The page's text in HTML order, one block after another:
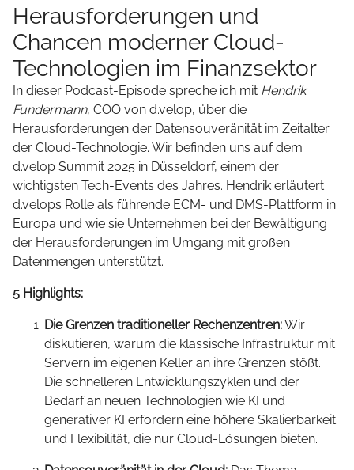
Herausforderungen und
Chancen moderner Cloud-
Technologien im Finanzsektor
In dieser Podcast-Episode spreche ich mit Hendrik
Fundermann, COO von d.velop, über die
Herausforderungen der Datensouveränität im Zeitalter
der Cloud-Technologie. Wir befinden uns auf dem
d.velop Summit 2025 in Düsseldorf, einem der
wichtigsten Tech-Events des Jahres. Hendrik erläutert
d.velops Rolle als führende ECM- und DMS-Plattform in
Europa und wie sie Unternehmen bei der Bewältigung
der Herausforderungen im Umgang mit großen
Datenmengen unterstützt.
5 Highlights:
Die Grenzen traditioneller Rechenzentren:Wir
diskutieren, warum die klassische Infrastruktur mit
Servern im eigenen Keller an ihre Grenzen stößt.
Die schnelleren Entwicklungszyklen und der
Bedarf an neuen Technologien wie KI und
generativer KI erfordern eine höhere Skalierbarkeit
und Flexibilität, die nur Cloud-Lösungen bieten.